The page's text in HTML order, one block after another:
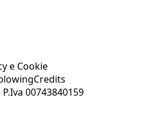
e Cookie
Credits
00743840159